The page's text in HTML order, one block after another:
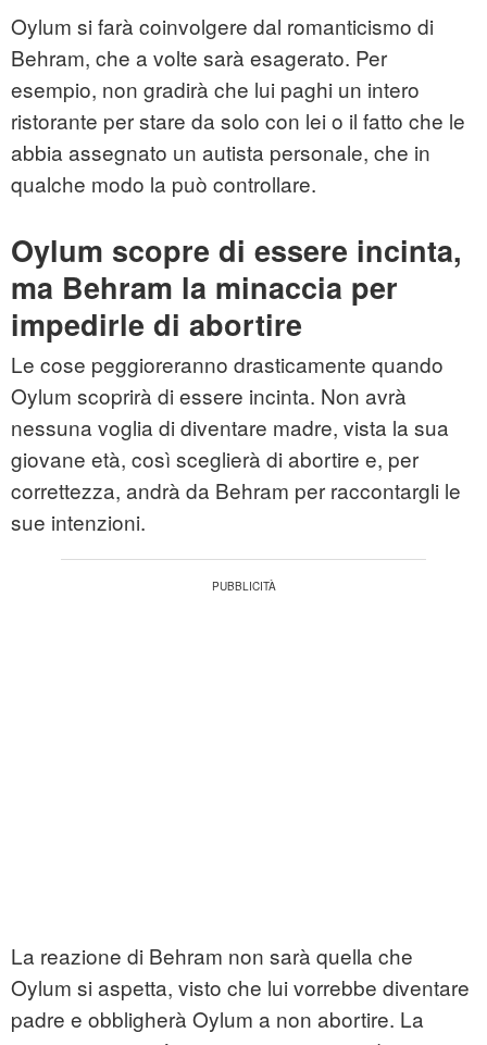
Oylum si farà coinvolgere dal romanticismo di
Behram, che a volte sarà esagerato. Per
esempio, non gradirà che lui paghi un intero
ristorante per stare da solo con lei o il fatto che le
abbia assegnato un autista personale, che in
qualche modo la può controllare.
Oylum scopre di essere incinta,
ma Behram la minaccia per
impedirle di abortire
Le cose peggioreranno drasticamente quando
Oylum scoprirà di essere incinta. Non avrà
nessuna voglia di diventare madre, vista la sua
giovane età, così sceglierà di abortire e, per
correttezza, andrà da Behram per raccontargli le
sue intenzioni.
La reazione di Behram non sarà quella che
Oylum si aspetta, visto che lui vorrebbe diventare
padre e obbligherà Oylum a non abortire. La